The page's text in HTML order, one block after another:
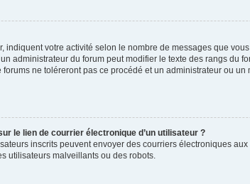
indiquent votre activité selon le nombre de messages que
administrateur du forum peut modifier le texte des rangs du
ne toléreront pas ce procédé et un administrateur ou
le lien de courrier électronique d’un utilisateur ?
inscrits peuvent envoyer des courriers électroniques
utilisateurs malveillants ou des robots.